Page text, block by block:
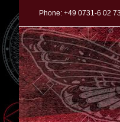
Inhalt
springen
Phone: +49 0731-6 02